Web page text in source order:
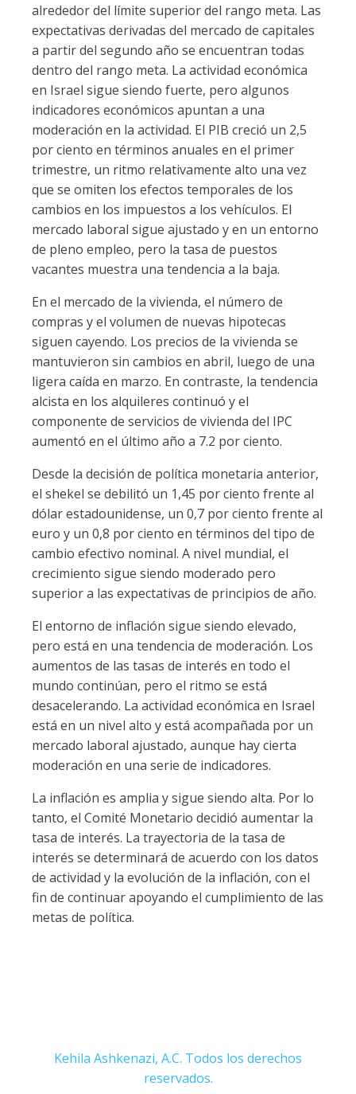
alrededor del límite superior del rango meta. Las
expectativas derivadas del mercado de capitales
a partir del segundo año se encuentran todas
dentro del rango meta. La actividad económica
en Israel sigue siendo fuerte, pero algunos
indicadores económicos apuntan a una
moderación en la actividad. El PIB creció un 2,5
por ciento en términos anuales en el primer
trimestre, un ritmo relativamente alto una vez
que se omiten los efectos temporales de los
cambios en los impuestos a los vehículos. El
mercado laboral sigue ajustado y en un entorno
de pleno empleo, pero la tasa de puestos
vacantes muestra una tendencia a la baja.
En el mercado de la vivienda, el número de
compras y el volumen de nuevas hipotecas
siguen cayendo. Los precios de la vivienda se
mantuvieron sin cambios en abril, luego de una
ligera caída en marzo. En contraste, la tendencia
alcista en los alquileres continuó y el
componente de servicios de vivienda del IPC
aumentó en el último año a 7.2 por ciento.
Desde la decisión de política monetaria anterior,
el shekel se debilitó un 1,45 por ciento frente al
dólar estadounidense, un 0,7 por ciento frente al
euro y un 0,8 por ciento en términos del tipo de
cambio efectivo nominal. A nivel mundial, el
crecimiento sigue siendo moderado pero
superior a las expectativas de principios de año.
El entorno de inflación sigue siendo elevado,
pero está en una tendencia de moderación. Los
aumentos de las tasas de interés en todo el
mundo continúan, pero el ritmo se está
desacelerando. La actividad económica en Israel
está en un nivel alto y está acompañada por un
mercado laboral ajustado, aunque hay cierta
moderación en una serie de indicadores.
La inflación es amplia y sigue siendo alta. Por lo
tanto, el Comité Monetario decidió aumentar la
tasa de interés. La trayectoria de la tasa de
interés se determinará de acuerdo con los datos
de actividad y la evolución de la inflación, con el
fin de continuar apoyando el cumplimiento de las
metas de política.
Kehila Ashkenazi, A.C. Todos los derechos
reservados.